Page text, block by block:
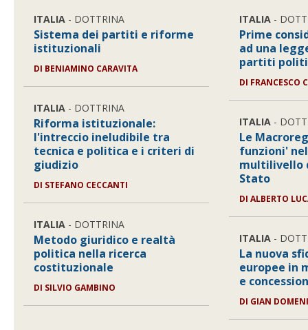
ITALIA - DOTTRINA
Sistema dei partiti e riforme
istituzionali
DI BENIAMINO CARAVITA
ITALIA - DOTTRINA
Riforma istituzionale:
l'intreccio ineludibile tra
tecnica e politica e i criteri di
giudizio
DI STEFANO CECCANTI
ITALIA - DOTTRINA
Metodo giuridico e realtà
politica nella ricerca
costituzionale
DI SILVIO GAMBINO
ITALIA -
Prime
ad una
partiti
DI FRANCESCO
ITALIA -
Le
funzioni'
multilivello
Stato
DIALBERTO
ITALIA -
La nuova
europee in
e
DI GIAN